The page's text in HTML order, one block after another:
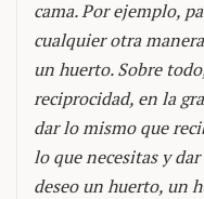
cama. Por ejemplo,
cualquier otra
un huerto. Sobre
reciprocidad, en la
dar lo mismo que
lo que necesitas y
deseo un huerto, un